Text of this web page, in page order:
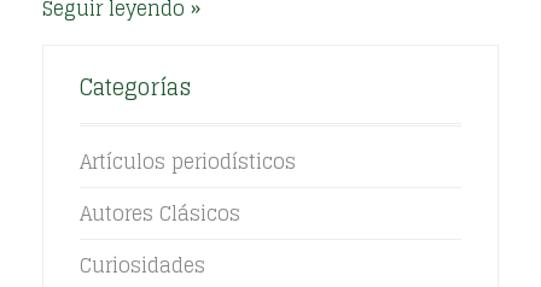
Seguir leyendo
Categorías
Artículos periodísticos
Autores Clásicos
Curiosidades